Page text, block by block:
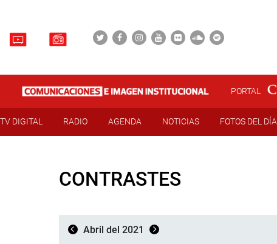
PORTAL
TV DIGITAL RADIO AGENDA NOTICIAS FOTOS DEL DÍA
CONTRASTES
Abril del 2021